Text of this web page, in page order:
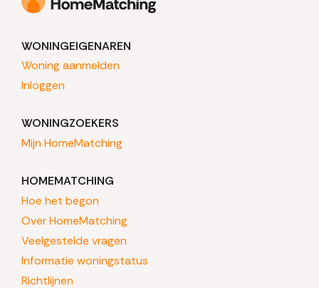
WONINGEIGENAREN
Woning aanmelden
Inloggen
WONINGZOEKERS
Mijn HomeMatching
HOMEMATCHING
Hoe het begon
Over HomeMatching
Veelgestelde vragen
Informatie woningstatus
Richtlijnen